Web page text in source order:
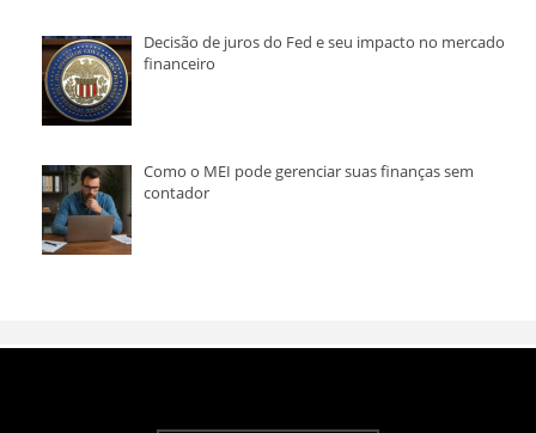
Decisão de juros do Fed e seu impacto no mercado
financeiro
Como o MEI pode gerenciar suas finanças sem
contador